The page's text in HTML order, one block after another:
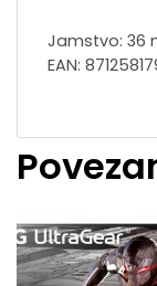
Jamstvo: 36
EAN: